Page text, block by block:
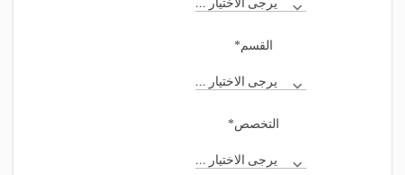
القسم*
يرجى الاختيار ...
التخصص*
يرجى الاختيار ...